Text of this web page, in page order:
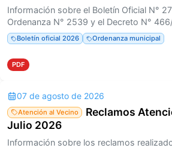
Información sobre el Boletín Oficial N°
Ordenanza N° 2539 y el Decreto N°
Boletín oficial 2026 Ordenanza municipal
PDF
07 de agosto de 2026
Atención al Vecino
Reclamos
Julio 2026
Información sobre los reclamos